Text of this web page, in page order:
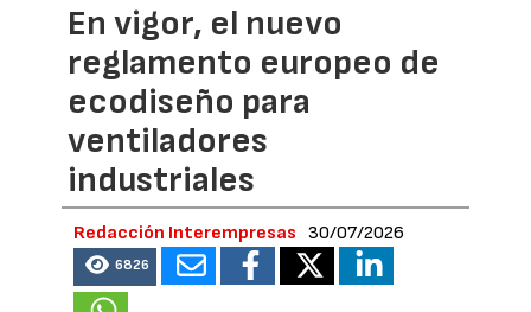
En vigor, el nuevo
reglamento europeo de
ecodiseño para
ventiladores
industriales
Redacción Interempresas 30/07/2026
6826